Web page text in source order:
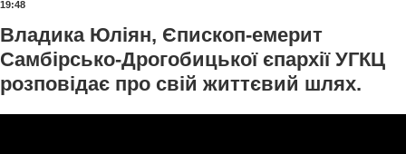
19:48
Владика Юліян, Єпископ-емерит
Самбірсько-Дрогобицької єпархії УГКЦ
розповідає про свій життєвий шлях.